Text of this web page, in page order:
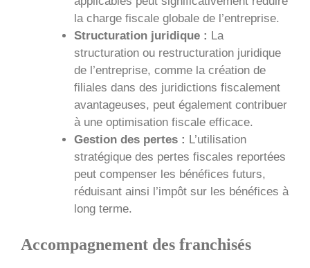
la charge fiscale globale de l’entreprise.
Structuration juridique : La
structuration ou restructuration juridique
de l’entreprise, comme la création de
filiales dans des juridictions fiscalement
avantageuses, peut également contribuer
à une optimisation fiscale efficace.
Gestion des pertes : L’utilisation
stratégique des pertes fiscales reportées
peut compenser les bénéfices futurs,
réduisant ainsi l’impôt sur les bénéfices à
long terme.
Accompagnement des franchisés